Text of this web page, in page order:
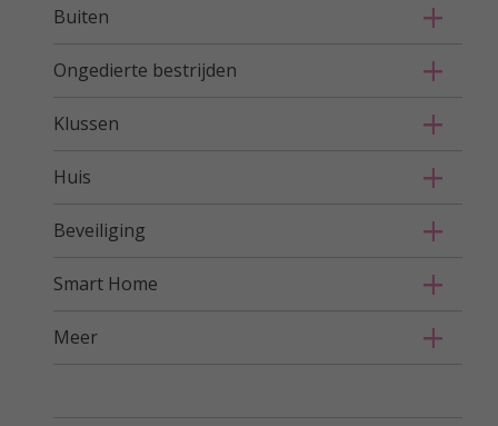
Buiten
Ongedierte bestrijden
Klussen
Huis
Beveiliging
Smart Home
Meer